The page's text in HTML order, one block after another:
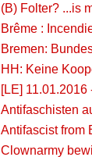
(B) Folter? ...is
Brême :
Bremen:
HH: Keine
[LE]
Antifaschisten
Antifascist from
Clownarmy